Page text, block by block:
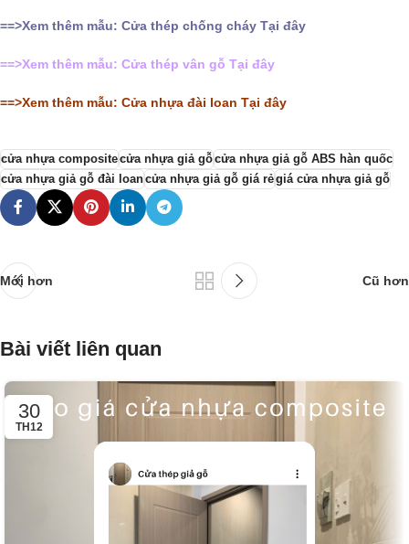
==>Xem thêm mẫu: Cửa thép chống cháy Tại đây
==>Xem thêm mẫu: Cửa thép vân gỗ Tại đây
==>Xem thêm mẫu: Cửa nhựa đài loan Tại đây
cửa nhựa compositecửa nhựa giả gỗcửa nhựa giả gỗ ABS hàn quốc
cửa nhựa giả gỗ đài loancửa nhựa giả gỗ giá rẻgiá cửa nhựa giả gỗ
Mới hơn Cũ hơn
Bài viết liên quan
30
TH12